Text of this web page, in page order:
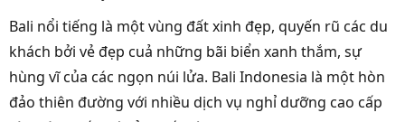
Bali nổi tiếng là một vùng đất xinh đẹp, quyến rũ các du
khách bởi vẻ đẹp cuả những bãi biển xanh thắm, sự
hùng vĩ của các ngọn núi lửa. Bali Indonesia là một hòn
đảo thiên đường với nhiều dịch vụ nghỉ dưỡng cao cấp